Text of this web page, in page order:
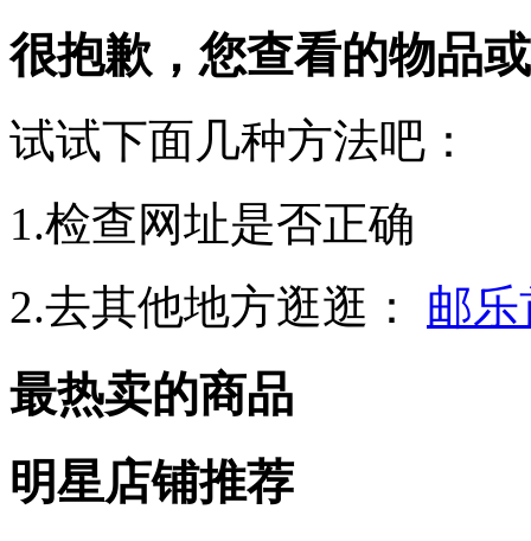
很抱歉，您查看的物品
试试下面几种方法吧：
1.检查网址是否正确
2.去其他地方逛逛：
邮
最热卖的商品
明星店铺推荐